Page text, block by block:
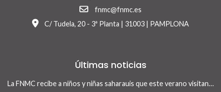
fnmc@fnmc.es
C/ Tudela, 20 - 3ª Planta | 31003 | PAMPLONA
Últimas noticias
La FNMC recibe a niños y niñas saharauis que este verano visitan Navarra con el programa Vacaciones en Paz